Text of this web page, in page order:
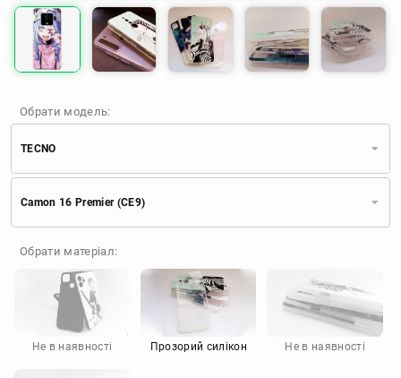
Обрати модель:
TECNO
Apple
Huawei
TECNO
Google
Doogee
Infinix
Motorola
Camon 16 Premier (CE9)
Обрати матеріал:
Не в наявності Прозорий силікон Не в наявності